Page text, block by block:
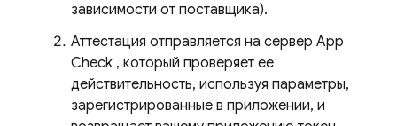
зависимости от поставщика).
Аттестация отправляется на сервер App
Check , который проверяет ее
действительность, используя параметры,
зарегистрированные в приложении, и